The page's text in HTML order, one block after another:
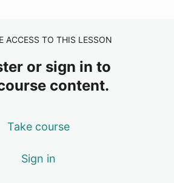
ACCESS TO THIS LESSON
or sign in to
content.
Take course
Sign in